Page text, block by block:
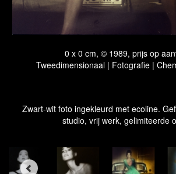
0 x 0 cm, © 1989, prijs op
Tweedimensionaal | Fotografie |
Zwart-wit foto ingekleurd met ecoline.
studio, vrij werk, gelimiteerde